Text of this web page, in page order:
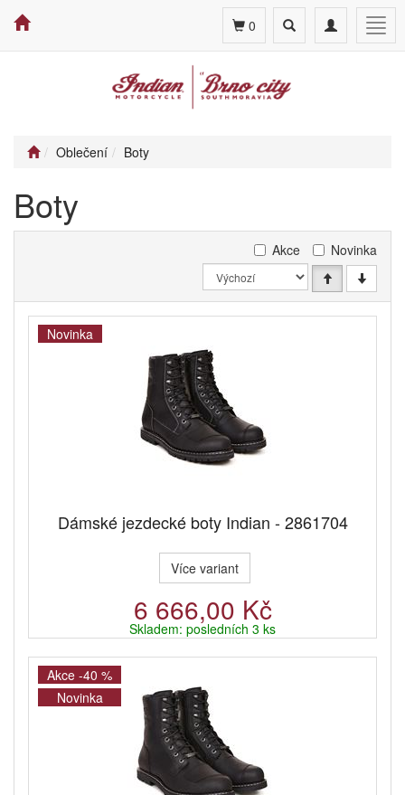
Toggle
navigation
Toggle
search
0
Oblečení Boty
Boty
Akce Novinka
Novinka
Dámské jezdecké boty Indian - 2861704
Více variant
6 666,00 Kč
Skladem: posledních 3 ks
Akce -40 %
Novinka